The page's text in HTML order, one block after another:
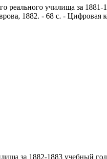
реального училища за
1882. - 68 с. - Цифровая
за 1882-1883 учебный